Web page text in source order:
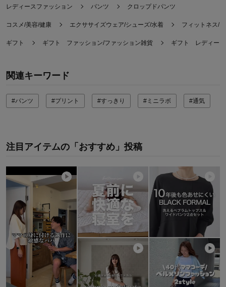
レディースファッション パンツ クロップドパンツ
コスメ/美容/健康 エクササイズウェア/シューズ/水着 フィットネス/
ギフト ギフト ファッション/ファッション雑貨 ギフト レディース
関連キーワード
#パンツ #プリント #すっきり #ミニラボ #通気
注目アイテムの「おすすめ」投稿